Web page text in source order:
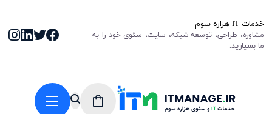
خدمات IT هزاره سوم
مشاوره، طراحی، توسعه شبکه، سایت، سئوی خود را به
ما بسپارید.